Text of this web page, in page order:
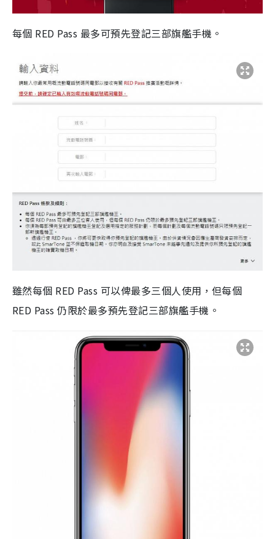
每個 RED Pass 最多可預先登記三部旗艦手機。
雖然每個 RED Pass 可以俾最多三個人使用，但每個
RED Pass 仍限於最多預先登記三部旗艦手機。